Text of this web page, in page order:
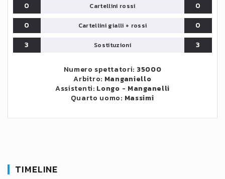
0
Cartellini rossi
0
0
Cartellini gialli + rossi
0
3
Sostituzioni 3
Numero spettatori: 35000
Arbitro: Manganiello
Assistenti: Longo - Manganelli
Quarto uomo: Massimi
TIMELINE